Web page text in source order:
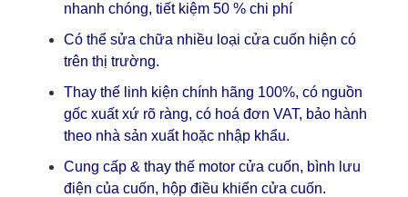
nhanh chóng, tiết kiệm 50 % chi phí
Có thể sửa chữa nhiều loại cửa cuốn hiện có
trên thị trường.
Thay thế linh kiện chính hãng 100%, có nguồn
gốc xuất xứ rõ ràng, có hoá đơn VAT, bảo hành
theo nhà sản xuất hoặc nhập khẩu.
Cung cấp & thay thế motor cửa cuốn, bình lưu
điện của cuốn, hộp điều khiển cửa cuốn.